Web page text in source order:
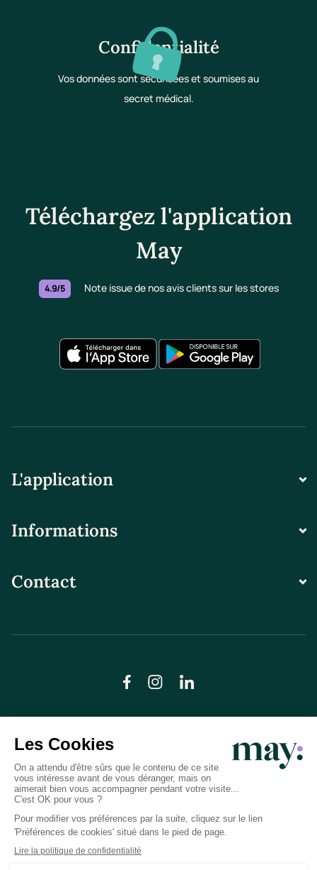
Confidentialité
Vos données sont sécurisées et soumises au
secret médical.
Téléchargez l'application
May
4.9/5 Note issue de nos avis clients sur les stores
L'application
Informations
Contact
© LN CARE 2026
Politique de confidentialité
Conditions générales d’utilisation
Plan du site